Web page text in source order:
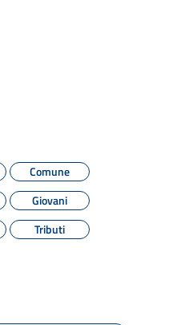
Comune
Giovani
Tributi